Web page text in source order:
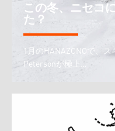
この冬、ニセコ
た？
1月のHANAZONOで、
Petersonが極上…